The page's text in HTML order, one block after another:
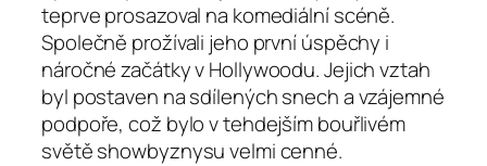
teprve prosazoval na komediální scéně.
Společně prožívali jeho první úspěchy i
náročné začátky v Hollywoodu. Jejich vztah
byl postaven na sdílených snech a vzájemné
podpoře, což bylo v tehdejším bouřlivém
světě showbyznysu velmi cenné.